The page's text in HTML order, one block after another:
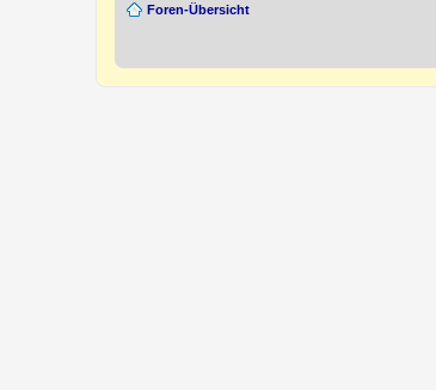
Foren-Übersicht